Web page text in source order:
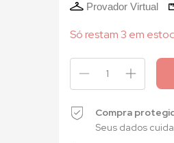
Provador Virtual
Só restam 3 em
Compra
Seus dados